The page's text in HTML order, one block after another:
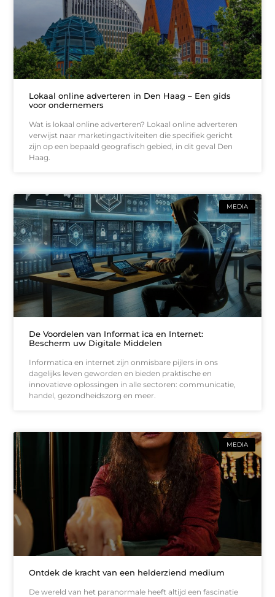
Lokaal online adverteren in Den Haag – Een gids
voor ondernemers
Wat is lokaal online adverteren? Lokaal online adverteren
verwijst naar marketingactiviteiten die specifiek gericht
zijn op een bepaald geografisch gebied, in dit geval Den
Haag.
MEDIA
De Voordelen van Informat ica en Internet:
Bescherm uw Digitale Middelen
Informatica en internet zijn onmisbare pijlers in ons
dagelijks leven geworden en bieden praktische en
innovatieve oplossingen in alle sectoren: communicatie,
handel, gezondheidszorg en meer.
MEDIA
Ontdek de kracht van een helderziend medium
De wereld van het paranormale heeft altijd een fascinatie